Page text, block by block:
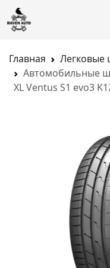
Главная
Легковые
Автомобильные
XL Ventus S1 evo3